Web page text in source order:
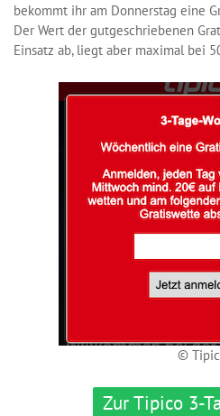
bekommt ihr am Donnerstag eine
Der Wert der gutgeschriebenen
Einsatz ab, liegt aber maximal bei
©
Zur Tipico 3-